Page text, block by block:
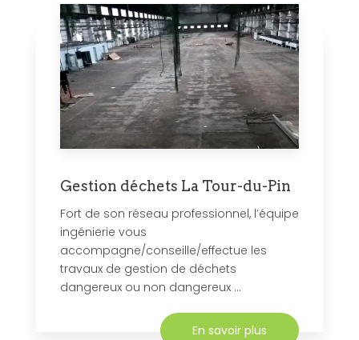
Gestion déchets La Tour-du-Pin
Fort de son réseau professionnel, l’équipe
ingénierie vous
accompagne/conseille/effectue les
travaux de gestion de déchets
dangereux ou non dangereux ...
En savoir plus